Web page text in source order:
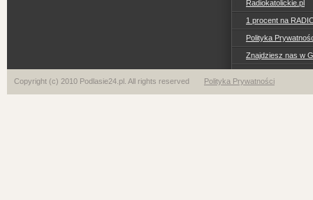
Radiokatolickie.pl
1 procent na
Polityka
Znajdziesz nas w
Copyright (c) 2010 Podlasie24.pl. All rights reserved Polityka Prywatności